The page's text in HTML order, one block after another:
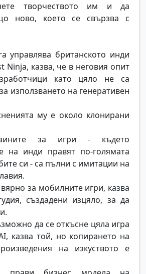
творчеството им и да
ново, което се свързва с
управлява британското инди
Ninja, казва, че в неговия опит
като цяло не са
използването на генеративен
му е около клонирани
за игри - където
на инди правят по-голямата
си - са пълни с имитации на
за мобилните игри, казва
създадени изцяло, за да
да се откъсне цяла игра
казва той, но копирането на
на изкуството е